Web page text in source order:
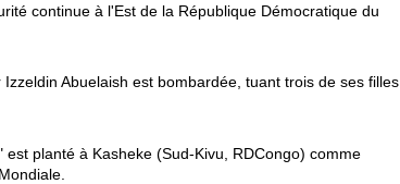
continue à l'Est de la République Démocratique du
Izzeldin Abuelaish est bombardée, tuant trois de ses filles
est planté à Kasheke (Sud-Kivu, RDCongo) comme